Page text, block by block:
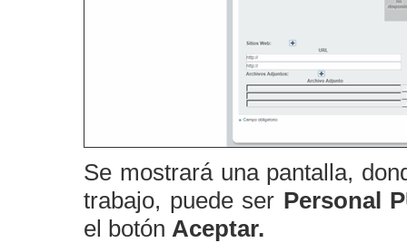
Se mostrará una pantalla,
trabajo, puede ser Personal
el botón Aceptar.